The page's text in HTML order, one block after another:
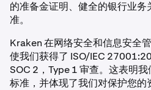
的准备金证明、健全的银行业
准。
Kraken 在网络安全和信息安全
使我们获得了 ISO/IEC
SOC 2，Type 1 审查。这表明
标准，并体现了我们对保护您的